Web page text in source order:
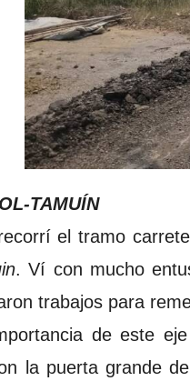
TAMUÍN
el tramo
. Ví con mucho
trabajos para
de este
la puerta grande